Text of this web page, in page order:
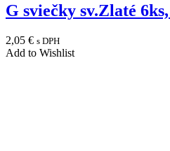
G sviečky sv.Zlaté
2,05 € s DPH
Add to Wishlist